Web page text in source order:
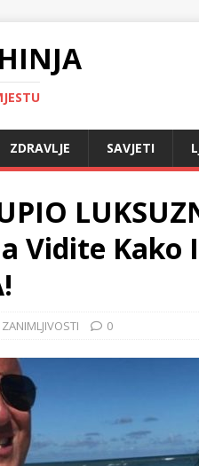
ZDRAVLJE SAVJETI
Vidite Kako
ZANIMLJIVOSTI 0